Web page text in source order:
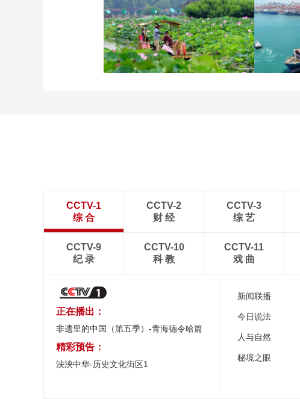
立秋近 采菱忙 暑期
CCTV-1
综 合
CCTV-2
财 经
CCTV-3
综 艺
CCTV-9
纪 录
CCTV-10
科 教
CCTV-11
戏 曲
正在播出：
非遗里的中国（第五季）-青海德令哈篇
精彩预告：
泱泱中华-历史文化街区1
新闻联播
今日说法
人与自然
秘境之眼